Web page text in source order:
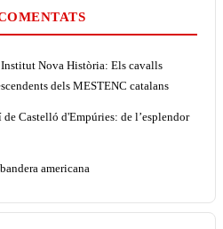
Nova Història: Els cavalls
dels MESTENC catalans
Castelló d'Empúries: de l’esplendor
americana